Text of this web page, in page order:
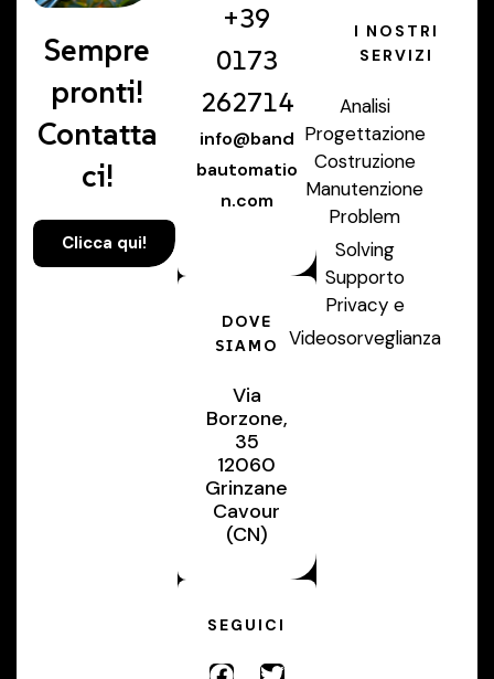
Sempre
pronti!
Contatta
ci!
Clicca qui!
+39
0173
262714
info@band
bautomatio
n.com
DOVE
SIAMO
Via
Borzone,
35
12060
Grinzane
Cavour
(CN)
SEGUICI
I NOSTRI
SERVIZI
Analisi
Progettazione
Costruzione
Manutenzione
Problem
Solving
Supporto
Privacy e
Videosorveglianza